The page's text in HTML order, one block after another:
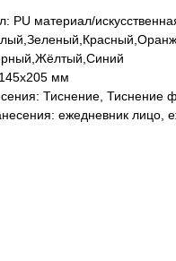
PU материал/
мм
Тиснение, Тиснение
ежедневник лицо,